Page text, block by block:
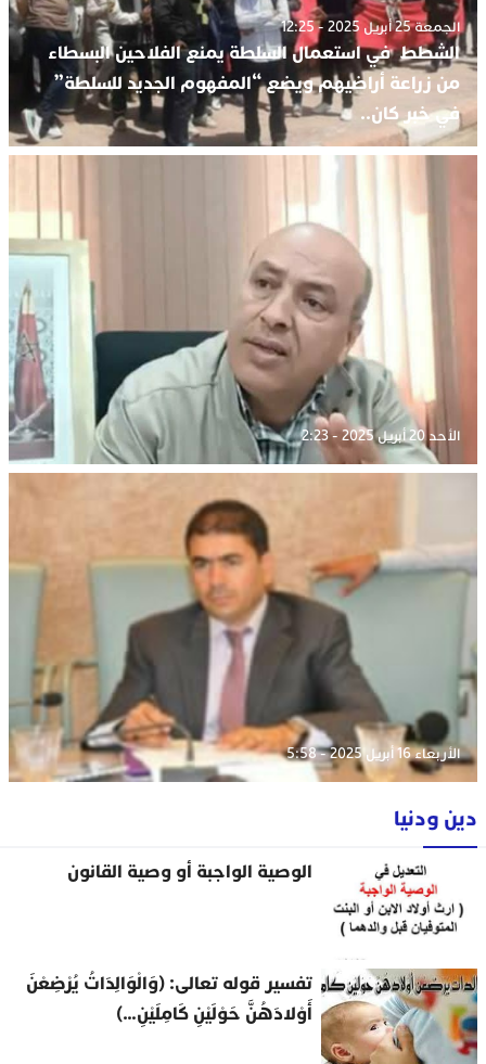
الجمعة 25 أبريل 2025 - 12:25
الشطط في استعمال السلطة يمنع الفلاحين البسطاء
من زراعة أراضيهم ويضع “المفهوم الجديد للسلطة”
في خبر كان..
الأحد 20 أبريل 2025 - 2:23
الأربعاء 16 أبريل 2025 - 5:58
دين ودنيا
الوصية الواجبة أو وصية القانون
تفسير قوله تعالى: (وَالْوَالِدَاتُ يُرْضِعْنَ
أَوْلادَهُنَّ حَوْلَيْنِ كَامِلَيْنِ…)